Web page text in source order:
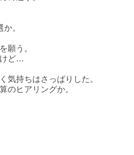
。
願う。
ど…
気持ちはさっぱりした。
のヒアリングか。